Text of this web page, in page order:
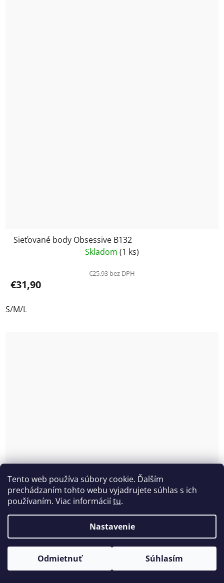
Tento web používa súbory cookie. Ďalším
prechádzaním tohto webu vyjadrujete súhlas s ich
používaním. Viac informáciítu.
Nastavenie
Odmietnuť Súhlasím
Sieťované body Obsessive B132
Skladom (1 ks)
€25,93 bez DPH
€31,90
S/M/L